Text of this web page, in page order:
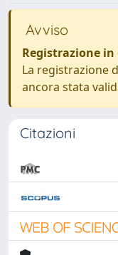
Avviso
Registrazione
La registrazione
ancora stata
Citazioni